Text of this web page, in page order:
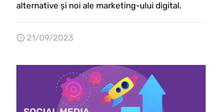
alternative și noi ale marketing-ului digital.
21/09/2023